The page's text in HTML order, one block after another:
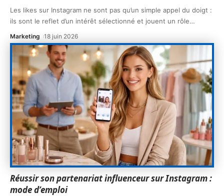
Les likes sur Instagram ne sont pas qu’un simple appel du doigt :
ils sont le reflet d’un intérêt sélectionné et jouent un rôle…
Marketing 18 juin 2026
Réussir son partenariat influenceur sur Instagram :
mode d’emploi